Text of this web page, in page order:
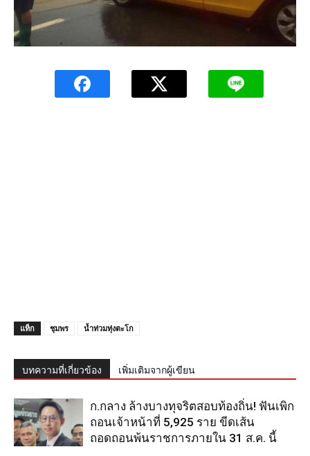
แท็ก ชุมพร น้ำท่วมทุ่งตะโก
บทความที่เกี่ยวข้อง เพิ่มเติมจากผู้เขียน
ก.กลาง ล้างบางทุจริตสอบท้องถิ่น! ฟันเพิก
ถอนเจ้าหน้าที่ 5,925 ราย ขีดเส้น
ถอดถอนพ้นราชการภายใน 31 ส.ค. นี้